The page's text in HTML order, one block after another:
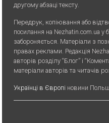
другому абзаці тексту.
Передрук, копiювання або
посилання на Nezhatin.com.ua
забороняється. Матеріали з
правах реклами. Редакція
авторів розділу “Блог” і
матеріали авторів та читачів
Українці в Європі новини